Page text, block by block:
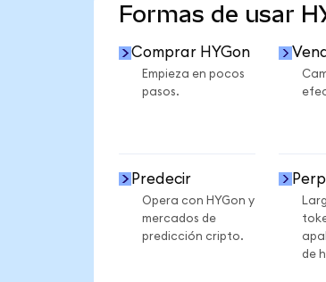
Formas de usar
Comprar HYGon
Empieza en pocos
pasos.
Predecir
Opera con HYGon y
mercados de
predicción cripto.
de